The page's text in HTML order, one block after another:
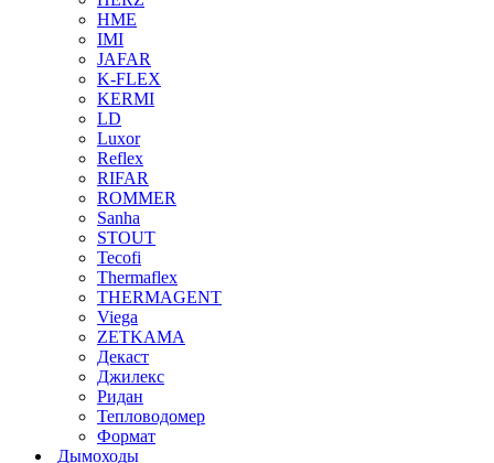
HME
IMI
JAFAR
K-FLEX
KERMI
LD
Luxor
Reflex
RIFAR
ROMMER
Sanha
STOUT
Tecofi
Thermaflex
THERMAGENT
Viega
ZETKAMA
Декаст
Джилекс
Ридан
Тепловодомер
Формат
Дымоходы